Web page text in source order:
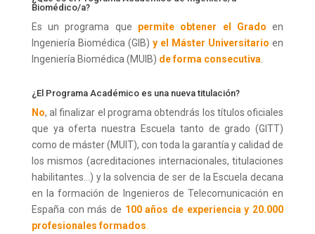
Biomédico/a?
Es un programa que permite obtener el Grado en
Ingeniería Biomédica (GIB) y el Máster Universitario en
Ingeniería Biomédica (MUIB) de forma consecutiva
¿El Programa Académico es una nueva titulación?
No, al finalizar el programa obtendrás los títulos oficiales
que ya oferta nuestra Escuela tanto de grado (GITT)
como de máster (MUIT), con toda la garantía y calidad de
los mismos (acreditaciones internacionales, titulaciones
habilitantes…) y la solvencia de ser de la Escuela decana
en la formación de Ingenieros de Telecomunicación en
España con más de 100 años de experiencia y 20.000
profesionales formados